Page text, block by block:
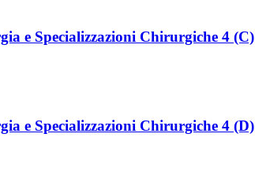
e Specializzazioni Chirurgiche 4 (C)
e Specializzazioni Chirurgiche 4 (D)